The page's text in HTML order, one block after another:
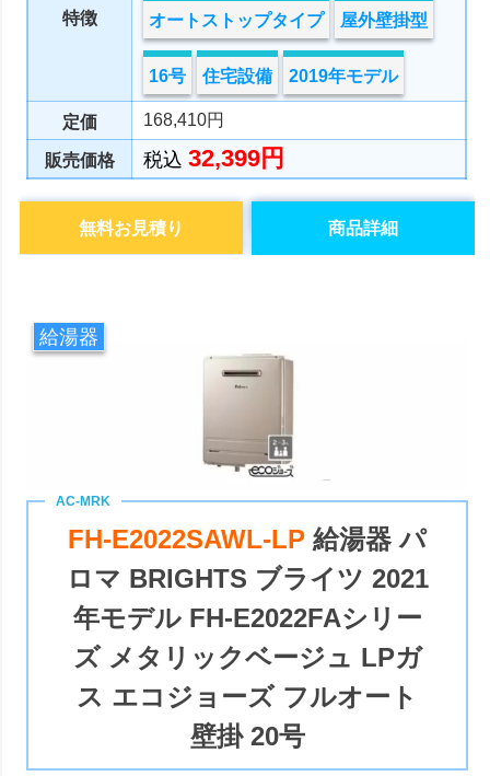
特徴 オートストップタイプ 屋外壁掛型
16号 住宅設備 2019年モデル
定価 168,410円
販売価格 税込32,399円
商品詳細
無料お見積り
給湯器
FH-E2022SAWL-LP給湯器 パ
ロマ BRIGHTS ブライツ 2021
年モデル FH-E2022FAシリー
ズ メタリックベージュ LPガ
ス エコジョーズ フルオート
壁掛 20号